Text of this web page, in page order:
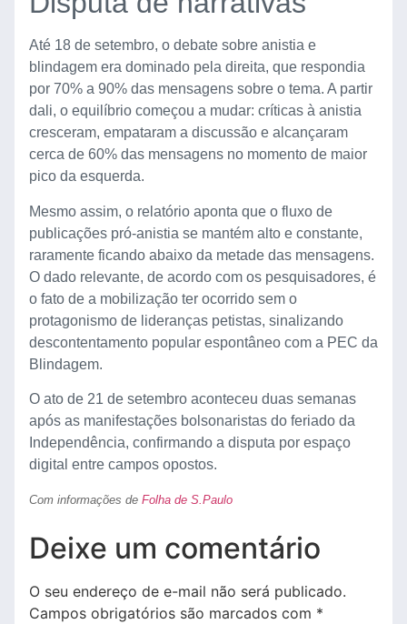
Até 18 de setembro, o debate sobre anistia e
blindagem era dominado pela direita, que respondia
por 70% a 90% das mensagens sobre o tema. A partir
dali, o equilíbrio começou a mudar: críticas à anistia
cresceram, empataram a discussão e alcançaram
cerca de 60% das mensagens no momento de maior
pico da esquerda.
Mesmo assim, o relatório aponta que o fluxo de
publicações pró-anistia se mantém alto e constante,
raramente ficando abaixo da metade das mensagens.
O dado relevante, de acordo com os pesquisadores, é
o fato de a mobilização ter ocorrido sem o
protagonismo de lideranças petistas, sinalizando
descontentamento popular espontâneo com a PEC da
Blindagem.
O ato de 21 de setembro aconteceu duas semanas
após as manifestações bolsonaristas do feriado da
Independência, confirmando a disputa por espaço
digital entre campos opostos.
Com informações de Folha de S.Paulo
Deixe um comentário
O seu endereço de e-mail não será publicado.
Campos obrigatórios são marcados com *